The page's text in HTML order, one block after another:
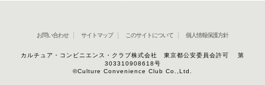
お問い合わせ サイトマップ このサイトについて 個人情報保護方針
カルチュア・コンビニエンス・クラブ株式会社 東京都公安委員会許可 第
303310908618号
©Culture Convenience Club Co.,Ltd.